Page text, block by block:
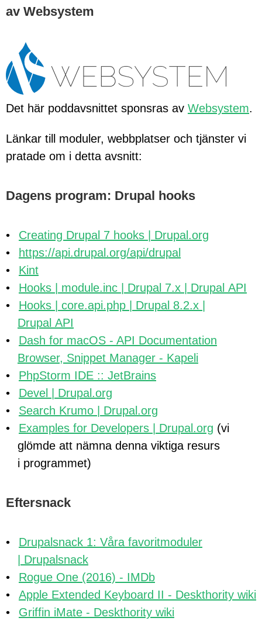
av Websystem
Det här poddavsnittet sponsras av Websystem.
Länkar till moduler, webbplatser och tjänster vi
pratade om i detta avsnitt:
Dagens program: Drupal hooks
Creating Drupal 7 hooks | Drupal.org
https://api.drupal.org/api/drupal
Kint
Hooks | module.inc | Drupal 7.x | Drupal API
Hooks | core.api.php | Drupal 8.2.x |
Drupal API
Dash for macOS - API Documentation
Browser, Snippet Manager - Kapeli
PhpStorm IDE :: JetBrains
Devel | Drupal.org
Search Krumo | Drupal.org
Examples for Developers | Drupal.org (vi
glömde att nämna denna viktiga resurs
i programmet)
Eftersnack
Drupalsnack 1: Våra favoritmoduler
| Drupalsnack
Rogue One (2016) - IMDb
Apple Extended Keyboard II - Deskthority wiki
Griffin iMate - Deskthority wiki